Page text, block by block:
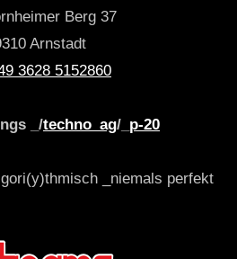
Berg 37
Arnstadt
3628 5152860
_/techno_ag/_ p-20
_niemals perfekt